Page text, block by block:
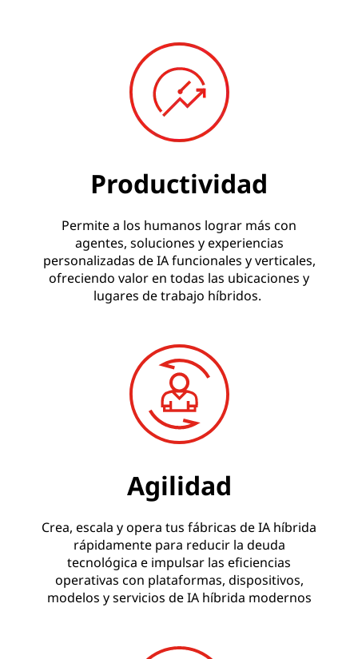
Leer el folleto Últimas noticias
Productividad
Permite a los humanos lograr más con
agentes, soluciones y experiencias
personalizadas de IA funcionales y verticales,
ofreciendo valor en todas las ubicaciones y
lugares de trabajo híbridos.
Agilidad
Crea, escala y opera tus fábricas de IA híbrida
rápidamente para reducir la deuda
tecnológica e impulsar las eficiencias
operativas con plataformas, dispositivos,
modelos y servicios de IA híbrida modernos